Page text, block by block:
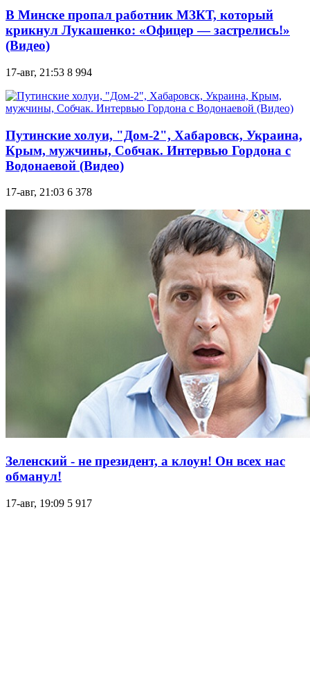
В Минске пропал работник МЗКТ, который
крикнул Лукашенко: «Офицер — застрелись!»
(Видео)
17-авг, 21:53 8 994
Путинские холуи, "Дом-2", Хабаровск, Украина,
Крым, мужчины, Собчак. Интервью Гордона с
Водонаевой (Видео)
17-авг, 21:03 6 378
Зеленский - не президент, а клоун! Он всех нас
обманул!
17-авг, 19:09 5 917